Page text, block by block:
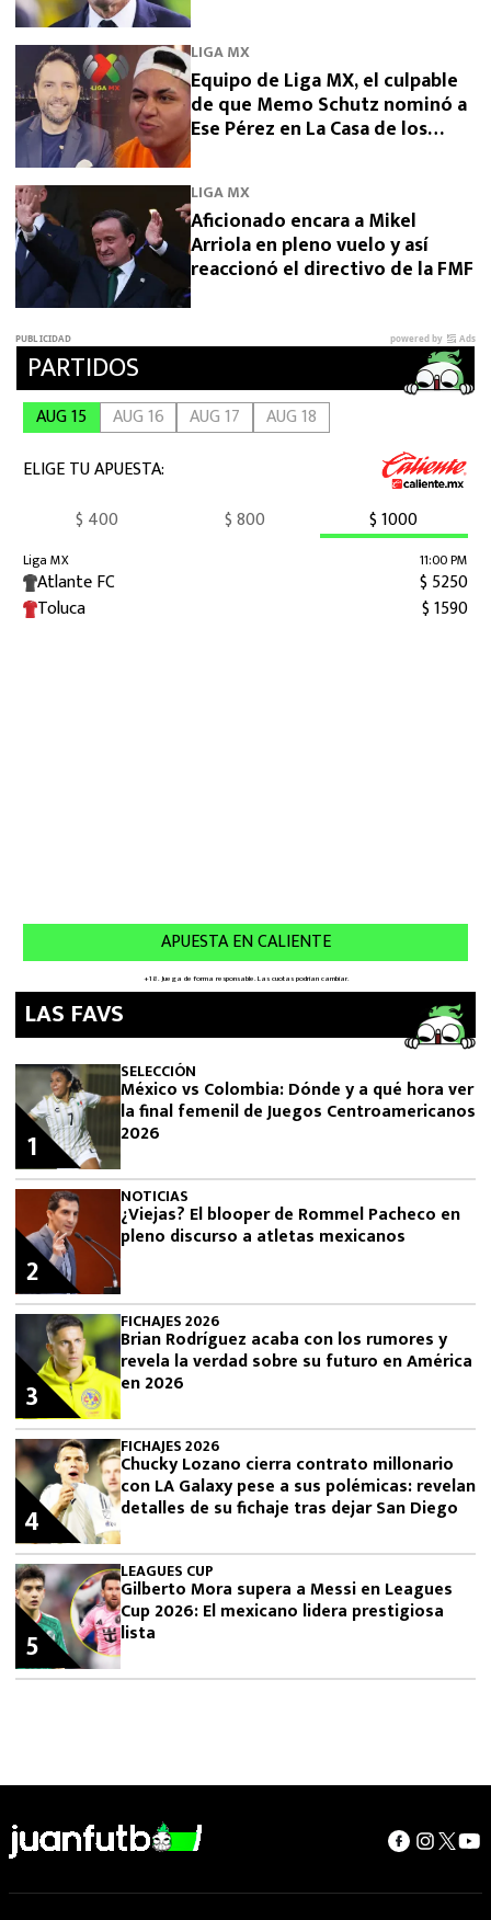
LIGA MX
Equipo de Liga MX, el culpable
de que Memo Schutz nominó a
Ese Pérez en La Casa de los
LIGA MX
Aficionado encara a Mikel
Arriola en pleno vuelo y así
reaccionó el directivo de la FMF
LAS FAVS
SELECCIÓN
México vs Colombia: Dónde y a qué hora ver
la final femenil de Juegos Centroamericanos
2026
1
NOTICIAS
¿Viejas? El blooper de Rommel Pacheco en
pleno discurso a atletas mexicanos
2
FICHAJES 2026
Brian Rodríguez acaba con los rumores y
revela la verdad sobre su futuro en América
en 2026
3
FICHAJES 2026
Chucky Lozano cierra contrato millonario
con LA Galaxy pese a sus polémicas: revelan
detalles de su fichaje tras dejar San Diego
4
LEAGUES CUP
Gilberto Mora supera a Messi en Leagues
Cup 2026: El mexicano lidera prestigiosa
lista
5